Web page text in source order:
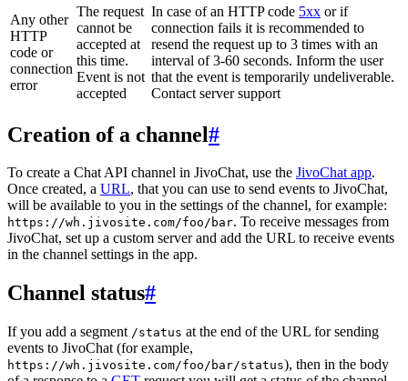
Any other
HTTP
code or
connection
error
The request
cannot be
accepted at
this time.
Event is not
accepted
In case of an HTTP code 5xx or if
connection fails it is recommended to
resend the request up to 3 times with an
interval of 3-60 seconds. Inform the user
that the event is temporarily undeliverable.
Contact server support
Creation of a channel#
To create a Chat API channel in JivoChat, use the JivoChat app.
Once created, a URL, that you can use to send events to JivoChat,
will be available to you in the settings of the channel, for example:
https://wh.jivosite.com/foo/bar. To receive messages from
JivoChat, set up a custom server and add the URL to receive events
in the channel settings in the app.
Channel status#
If you add a segment /status at the end of the URL for sending
events to JivoChat (for example,
https://wh.jivosite.com/foo/bar/status), then in the body